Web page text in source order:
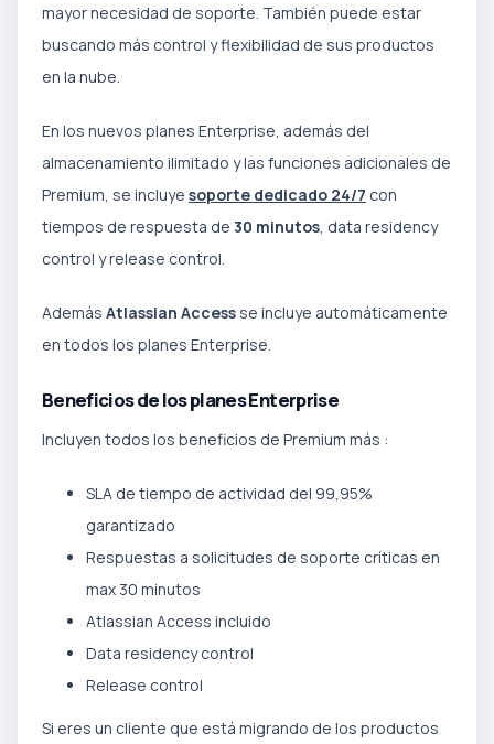
mayor necesidad de soporte. También puede estar
buscando más control y flexibilidad de sus productos
en la nube.
En los nuevos planes Enterprise, además del
almacenamiento ilimitado y las funciones adicionales de
Premium, se incluye soporte dedicado 24/7 con
tiempos de respuesta de 30 minutos , data residency
control y release control.
Además Atlassian Access se incluye automáticamente
en todos los planes Enterprise.
Beneficios de los planes Enterprise
Incluyen todos los beneficios de Premium más :
SLA de tiempo de actividad del 99,95%
garantizado
Respuestas a solicitudes de soporte críticas en
max 30 minutos
Atlassian Access incluido
Data residency control
Release control
Si eres un cliente que está migrando de los productos